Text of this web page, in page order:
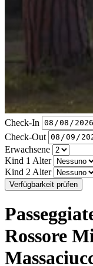
Check-In
Check-Out
Erwachsene
Kind 1 Alter
Kind 2 Alter
Verfügbarkeit prüfen
Rossore